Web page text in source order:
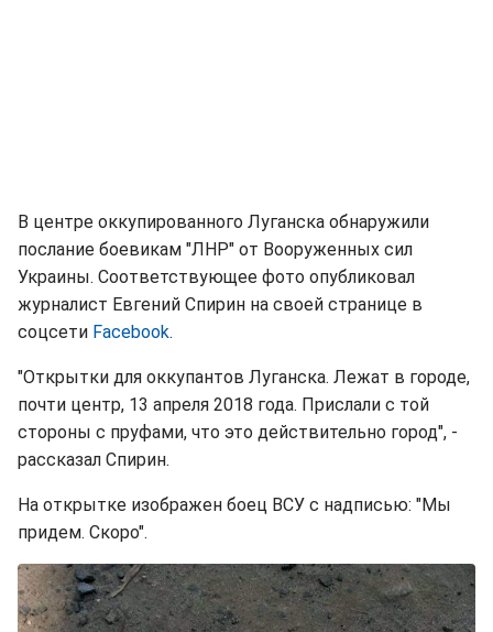
В центре оккупированного Луганска обнаружили
послание боевикам "ЛНР" от Вооруженных сил
Украины. Соответствующее фото опубликовал
журналист Евгений Спирин на своей странице в
соцсети Facebook.
"Открытки для оккупантов Луганска. Лежат в городе,
почти центр, 13 апреля 2018 года. Прислали с той
стороны с пруфами, что это действительно город", -
рассказал Спирин.
На открытке изображен боец ВСУ с надписью: "Мы
придем. Скоро".